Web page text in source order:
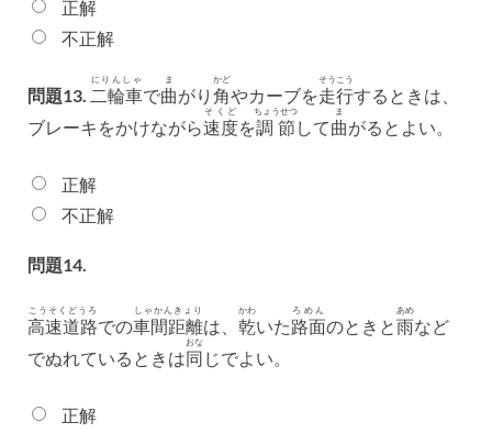
正解
不正解
問題13. 二輪車
にりんしゃ
で曲
ま
がり 角
かど
やカーブを走行
そうこう
するときは、
ブレーキをかけながら速度
そくど
を調節
ちょうせつ
して曲
ま
がるとよい。
正解
不正解
問題14.
高速道路
こうそくどうろ
での車間距離
しゃかんきょり
は、 乾
かわ
いた路面
ろめん
のときと雨
あめ
など
でぬれているときは同
おな
じでよい。
正解